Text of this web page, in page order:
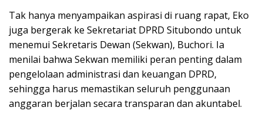
Tak hanya menyampaikan aspirasi di ruang rapat, Eko
juga bergerak ke Sekretariat DPRD Situbondo untuk
menemui Sekretaris Dewan (Sekwan), Buchori. Ia
menilai bahwa Sekwan memiliki peran penting dalam
pengelolaan administrasi dan keuangan DPRD,
sehingga harus memastikan seluruh penggunaan
anggaran berjalan secara transparan dan akuntabel.